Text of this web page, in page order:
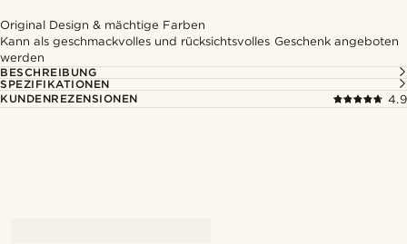
Original Design & mächtige Farben
Kann als geschmackvolles und rücksichtsvolles Geschenk angeboten
werden
BESCHREIBUNG
SPEZIFIKATIONEN
KUNDENREZENSIONEN
4.9